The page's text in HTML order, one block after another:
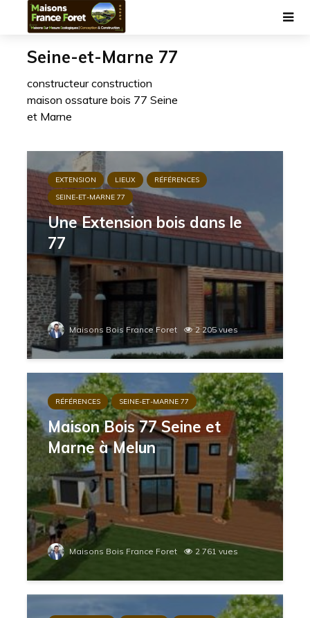
Seine-et-Marne 77
constructeur construction
maison ossature bois 77 Seine
et Marne
EXTENSION LIEUX
RÉFÉRENCES
SEINE-ET-MARNE 77
Une Extension bois dans le
77
Maisons Bois France Foret 2 205 vues
RÉFÉRENCES SEINE-ET-MARNE 77
Maison Bois 77 Seine et
Marne à Melun
Maisons Bois France Foret 2 761 vues